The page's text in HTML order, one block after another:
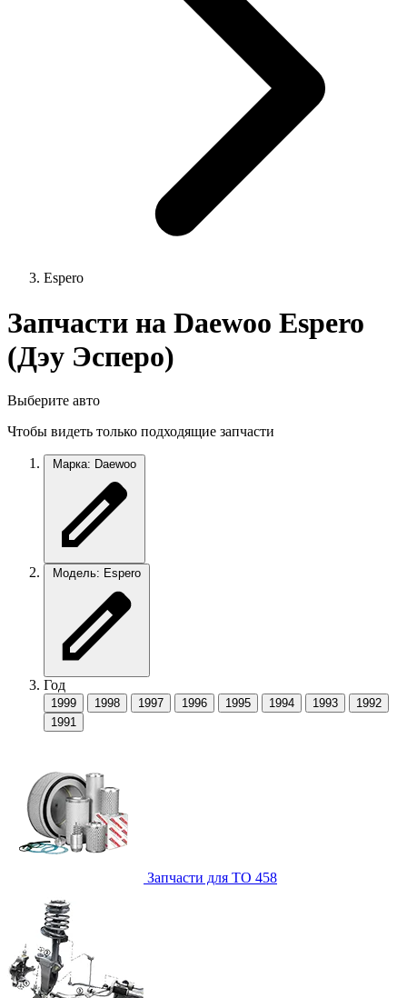
Espero
Запчасти на Daewoo Espero
(Дэу Эсперо)
Выберите авто
Чтобы видеть только подходящие запчасти
Марка: Daewoo
Модель: Espero
Год
1999 1998 1997 1996 1995 1994 1993
1992
1991
Запчасти для ТО 458